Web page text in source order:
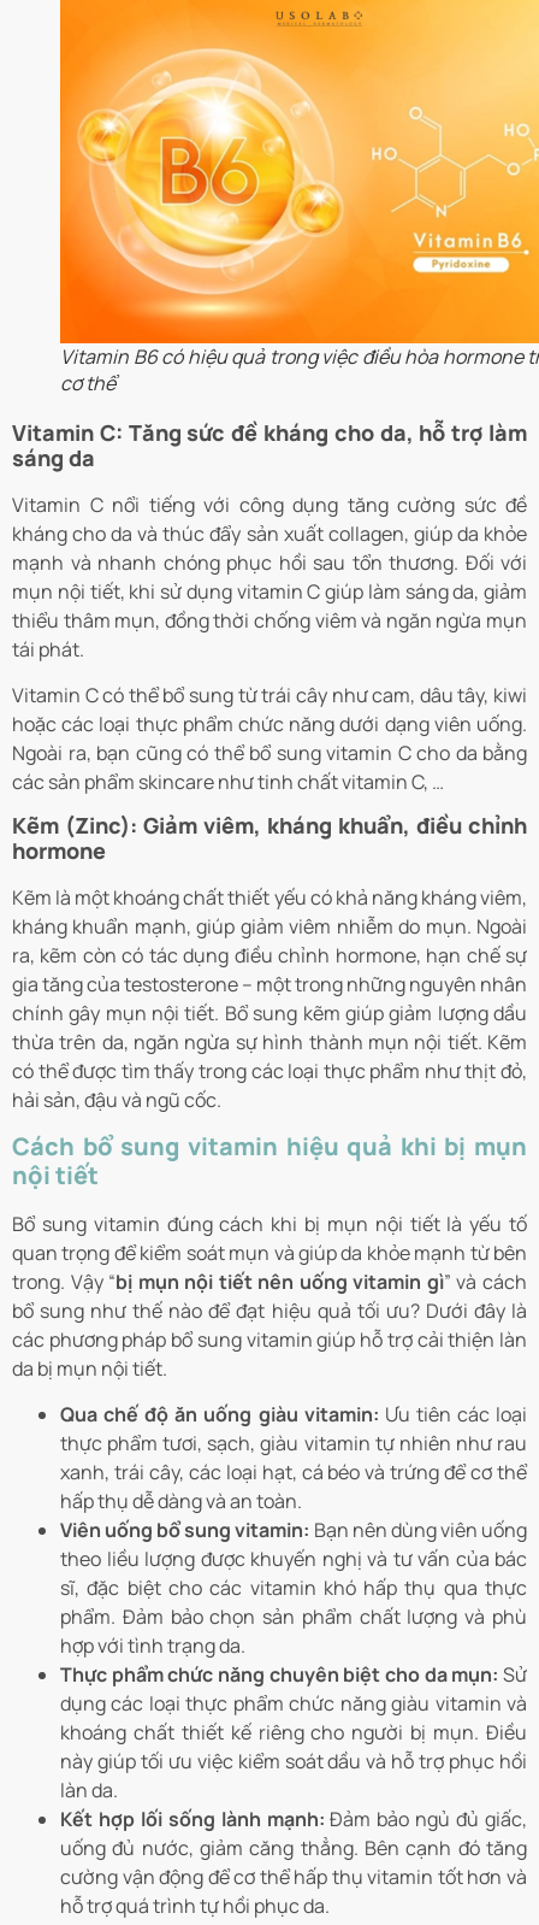
Vitamin B6 có hiệu quả trong việc điều hòa hormone
cơ thể
Vitamin C: Tăng sức đề kháng cho da, hỗ trợ làm
sáng da
Vitamin C nổi tiếng với công dụng tăng cường sức đề
kháng cho da và thúc đẩy sản xuất collagen, giúp da khỏe
mạnh và nhanh chóng phục hồi sau tổn thương. Đối với
mụn nội tiết, khi sử dụng vitamin C giúp làm sáng da, giảm
thiểu thâm mụn, đồng thời chống viêm và ngăn ngừa mụn
tái phát.
Vitamin C có thể bổ sung từ trái cây như cam, dâu tây, kiwi
hoặc các loại thực phẩm chức năng dưới dạng viên uống.
Ngoài ra, bạn cũng có thể bổ sung vitamin C cho da bằng
các sản phẩm skincare như tinh chất vitamin C, …
Kẽm (Zinc): Giảm viêm, kháng khuẩn, điều chỉnh
hormone
Kẽm là một khoáng chất thiết yếu có khả năng kháng viêm,
kháng khuẩn mạnh, giúp giảm viêm nhiễm do mụn. Ngoài
ra, kẽm còn có tác dụng điều chỉnh hormone, hạn chế sự
gia tăng của testosterone – một trong những nguyên nhân
chính gây mụn nội tiết. Bổ sung kẽm giúp giảm lượng dầu
thừa trên da, ngăn ngừa sự hình thành mụn nội tiết. Kẽm
có thể được tìm thấy trong các loại thực phẩm như thịt đỏ,
hải sản, đậu và ngũ cốc.
Cách bổ sung vitamin hiệu quả khi bị mụn
nội tiết
Bổ sung vitamin đúng cách khi bị mụn nội tiết là yếu tố
quan trọng để kiểm soát mụn và giúp da khỏe mạnh từ bên
trong. Vậy “bị mụn nội tiết nên uống vitamin gì” và cách
bổ sung như thế nào để đạt hiệu quả tối ưu? Dưới đây là
các phương pháp bổ sung vitamin giúp hỗ trợ cải thiện làn
da bị mụn nội tiết.
Qua chế độ ăn uống giàu vitamin: Ưu tiên các loại
thực phẩm tươi, sạch, giàu vitamin tự nhiên như rau
xanh, trái cây, các loại hạt, cá béo và trứng để cơ thể
hấp thụ dễ dàng và an toàn.
Viên uống bổ sung vitamin: Bạn nên dùng viên uống
theo liều lượng được khuyến nghị và tư vấn của bác
sĩ, đặc biệt cho các vitamin khó hấp thụ qua thực
phẩm. Đảm bảo chọn sản phẩm chất lượng và phù
hợp với tình trạng da.
Thực phẩm chức năng chuyên biệt cho da mụn: Sử
dụng các loại thực phẩm chức năng giàu vitamin và
khoáng chất thiết kế riêng cho người bị mụn. Điều
này giúp tối ưu việc kiểm soát dầu và hỗ trợ phục hồi
làn da.
Kết hợp lối sống lành mạnh: Đảm bảo ngủ đủ giấc,
uống đủ nước, giảm căng thẳng. Bên cạnh đó tăng
cường vận động để cơ thể hấp thụ vitamin tốt hơn và
hỗ trợ quá trình tự hồi phục da.